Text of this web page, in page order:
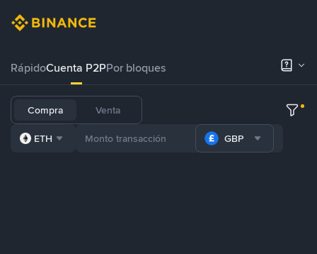
RápidoCuenta P2PPor bloques
Compra Venta
ETH GBP